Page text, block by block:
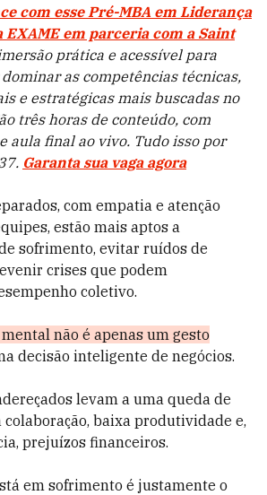
com esse Pré-MBA em Liderança
EXAME em parceria com a Saint
prática e acessível para
as competências técnicas,
e estratégicas mais buscadas no
três horas de conteúdo, com
aula final ao vivo. Tudo isso por
Garanta sua vaga agora
com empatia e atenção
estão mais aptos a
sofrimento, evitar ruídos de
crises que podem
coletivo.
não é apenas um gesto
decisão inteligente de negócios.
levam a uma queda de
colaboração, baixa produtividade e,
prejuízos financeiros.
em sofrimento é justamente o